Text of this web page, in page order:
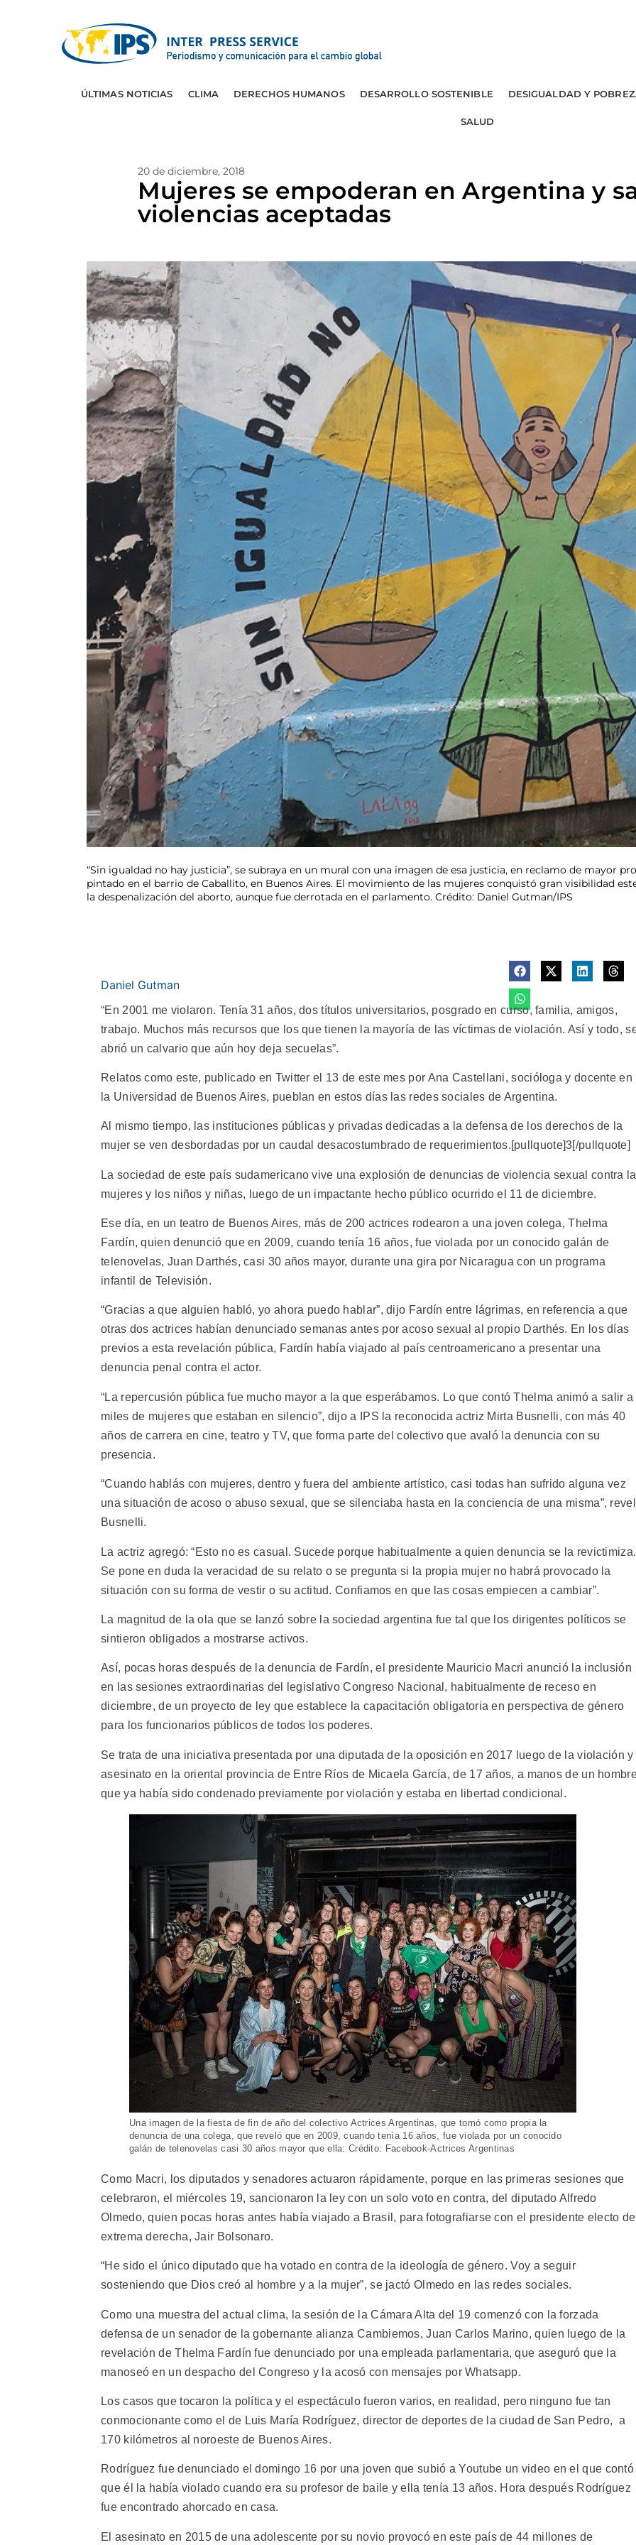
ÚLTIMAS NOTICIAS CLIMA DERECHOS HUMANOS DESARROLLO SOSTENIBLE DESIGUALDAD Y
SALUD
20 de diciembre, 2018
Mujeres se empoderan en Argentina y
violencias aceptadas
“Sin igualdad no hay justicia”, se subraya en un mural con una imagen de esa justicia, en reclamo de mayor
pintado en el barrio de Caballito, en Buenos Aires. El movimiento de las mujeres conquistó gran visibilidad
la despenalización del aborto, aunque fue derrotada en el parlamento. Crédito: Daniel Gutman/IPS
Daniel Gutman
“En 2001 me violaron. Tenía 31 años, dos títulos universitarios, posgrado en curso, familia, amigos,
trabajo. Muchos más recursos que los que tienen la mayoría de las víctimas de violación. Así y todo,
abrió un calvario que aún hoy deja secuelas”.
Relatos como este, publicado en Twitter el 13 de este mes por Ana Castellani, socióloga y docente en
la Universidad de Buenos Aires, pueblan en estos días las redes sociales de Argentina.
Al mismo tiempo, las instituciones públicas y privadas dedicadas a la defensa de los derechos de la
mujer se ven desbordadas por un caudal desacostumbrado de requerimientos.[pullquote]3[/pullquote]
La sociedad de este país sudamericano vive una explosión de denuncias de violencia sexual contra
mujeres y los niños y niñas, luego de un impactante hecho público ocurrido el 11 de diciembre.
Ese día, en un teatro de Buenos Aires, más de 200 actrices rodearon a una joven colega, Thelma
Fardín, quien denunció que en 2009, cuando tenía 16 años, fue violada por un conocido galán de
telenovelas, Juan Darthés, casi 30 años mayor, durante una gira por Nicaragua con un programa
infantil de Televisión.
“Gracias a que alguien habló, yo ahora puedo hablar”, dijo Fardín entre lágrimas, en referencia a que
otras dos actrices habían denunciado semanas antes por acoso sexual al propio Darthés. En los días
previos a esta revelación pública, Fardín había viajado al país centroamericano a presentar una
denuncia penal contra el actor.
“La repercusión pública fue mucho mayor a la que esperábamos. Lo que contó Thelma animó a salir a
miles de mujeres que estaban en silencio”, dijo a IPS la reconocida actriz Mirta Busnelli, con más 40
años de carrera en cine, teatro y TV, que forma parte del colectivo que avaló la denuncia con su
presencia.
“Cuando hablás con mujeres, dentro y fuera del ambiente artístico, casi todas han sufrido alguna vez
una situación de acoso o abuso sexual, que se silenciaba hasta en la conciencia de una misma”,
Busnelli.
La actriz agregó: “Esto no es casual. Sucede porque habitualmente a quien denuncia se la revictimiza.
Se pone en duda la veracidad de su relato o se pregunta si la propia mujer no habrá provocado la
situación con su forma de vestir o su actitud. Confiamos en que las cosas empiecen a cambiar”.
La magnitud de la ola que se lanzó sobre la sociedad argentina fue tal que los dirigentes políticos se
sintieron obligados a mostrarse activos.
Así, pocas horas después de la denuncia de Fardín, el presidente Mauricio Macri anunció la inclusión
en las sesiones extraordinarias del legislativo Congreso Nacional, habitualmente de receso en
diciembre, de un proyecto de ley que establece la capacitación obligatoria en perspectiva de género
para los funcionarios públicos de todos los poderes.
Se trata de una iniciativa presentada por una diputada de la oposición en 2017 luego de la violación y
asesinato en la oriental provincia de Entre Ríos de Micaela García, de 17 años, a manos de un
que ya había sido condenado previamente por violación y estaba en libertad condicional.
Una imagen de la fiesta de fin de año del colectivo Actrices Argentinas, que tomó como propia la
denuncia de una colega, que reveló que en 2009, cuando tenía 16 años, fue violada por un conocido
galán de telenovelas casi 30 años mayor que ella: Crédito: Facebook-Actrices Argentinas
Como Macri, los diputados y senadores actuaron rápidamente, porque en las primeras sesiones que
celebraron, el miércoles 19, sancionaron la ley con un solo voto en contra, del diputado Alfredo
Olmedo, quien pocas horas antes había viajado a Brasil, para fotografiarse con el presidente electo de
extrema derecha, Jair Bolsonaro.
“He sido el único diputado que ha votado en contra de la ideología de género. Voy a seguir
sosteniendo que Dios creó al hombre y a la mujer”, se jactó Olmedo en las redes sociales.
Como una muestra del actual clima, la sesión de la Cámara Alta del 19 comenzó con la forzada
defensa de un senador de la gobernante alianza Cambiemos, Juan Carlos Marino, quien luego de la
revelación de Thelma Fardín fue denunciado por una empleada parlamentaria, que aseguró que la
manoseó en un despacho del Congreso y la acosó con mensajes por Whatsapp.
Los casos que tocaron la política y el espectáculo fueron varios, en realidad, pero ninguno fue tan
conmocionante como el de Luis María Rodríguez, director de deportes de la ciudad de San Pedro, a
170 kilómetros al noroeste de Buenos Aires.
Rodríguez fue denunciado el domingo 16 por una joven que subió a Youtube un video en el que contó
que él la había violado cuando era su profesor de baile y ella tenía 13 años. Hora después Rodríguez
fue encontrado ahorcado en casa.
El asesinato en 2015 de una adolescente por su novio provocó en este país de 44 millones de